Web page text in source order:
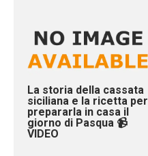
La storia della cassata
siciliana e la ricetta per
prepararla in casa il
giorno di Pasqua 📹
VIDEO